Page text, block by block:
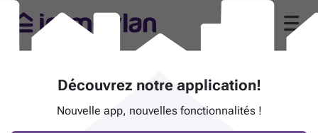
Découvrez notre application!
Nouvelle app, nouvelles fonctionnalités !